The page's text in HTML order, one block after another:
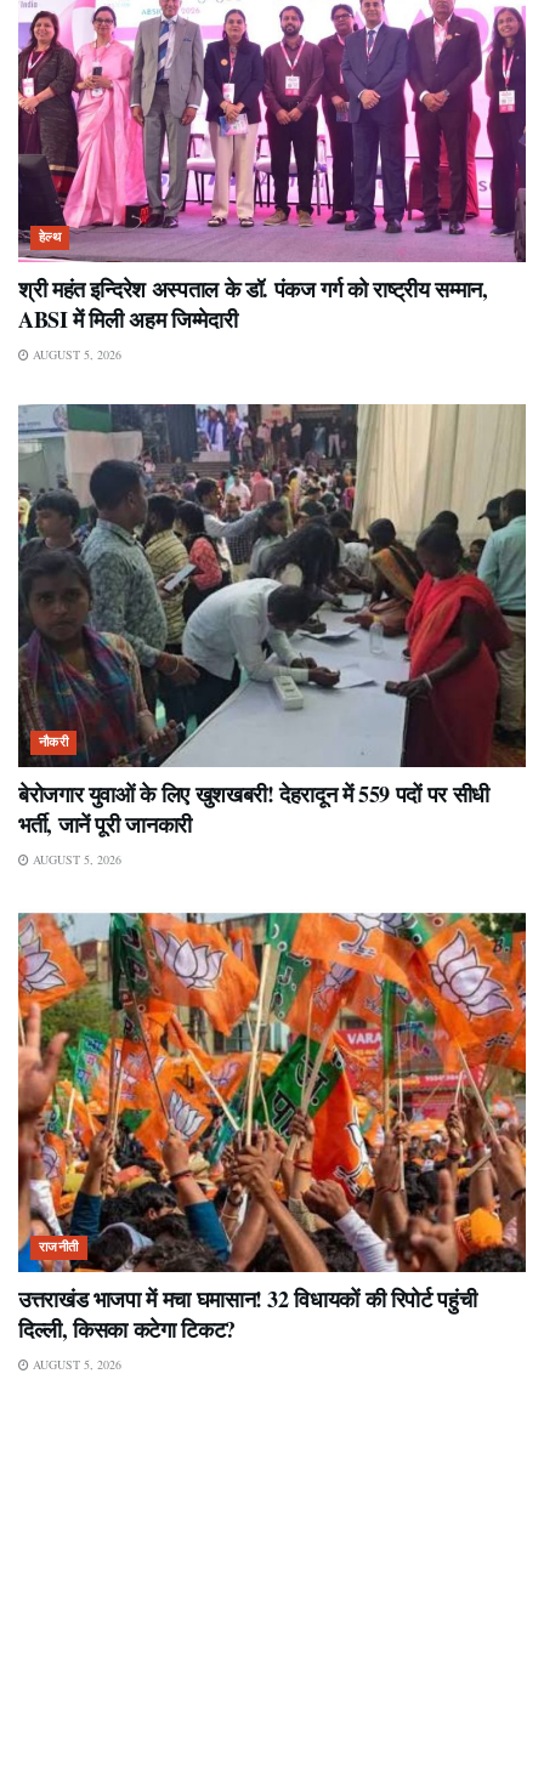
हेल्थ
श्री महंत इन्दिरेश अस्पताल के डॉ. पंकज गर्ग को राष्ट्रीय सम्मान,
ABSI में मिली अहम जिम्मेदारी
AUGUST 5, 2026
नौकरी
बेरोजगार युवाओं के लिए खुशखबरी! देहरादून में 559 पदों पर सीधी
भर्ती, जानें पूरी जानकारी
AUGUST 5, 2026
राजनीती
उत्तराखंड भाजपा में मचा घमासान! 32 विधायकों की रिपोर्ट पहुंची
दिल्ली, किसका कटेगा टिकट?
AUGUST 5, 2026